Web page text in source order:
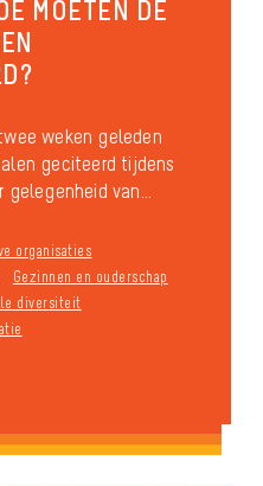
MOETEN DE
weken geleden
geciteerd tijdens
van...
organisaties
Gezinnen en ouderschap
diversiteit